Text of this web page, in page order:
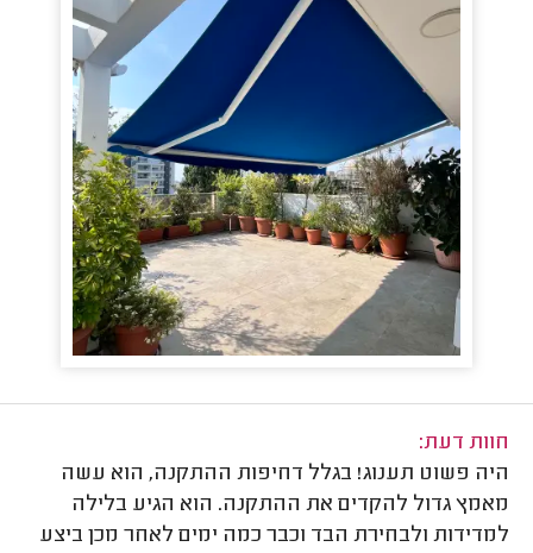
חוות דעת:
היה פשוט תענוג! בגלל דחיפות ההתקנה, הוא עשה
מאמץ גדול להקדים את ההתקנה. הוא הגיע בלילה
למדידות ולבחירת הבד וכבר כמה ימים לאחר מכן ביצע